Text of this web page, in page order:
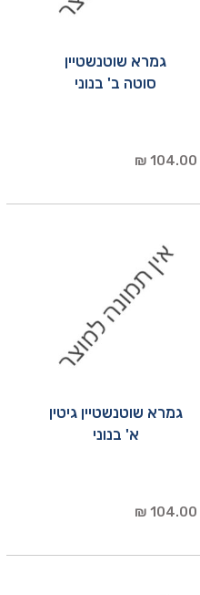
גמרא שוטנשטיין
סוטה ב' בנוני
104.00 ₪
גמרא שוטנשטיין גיטין
א' בנוני
104.00 ₪